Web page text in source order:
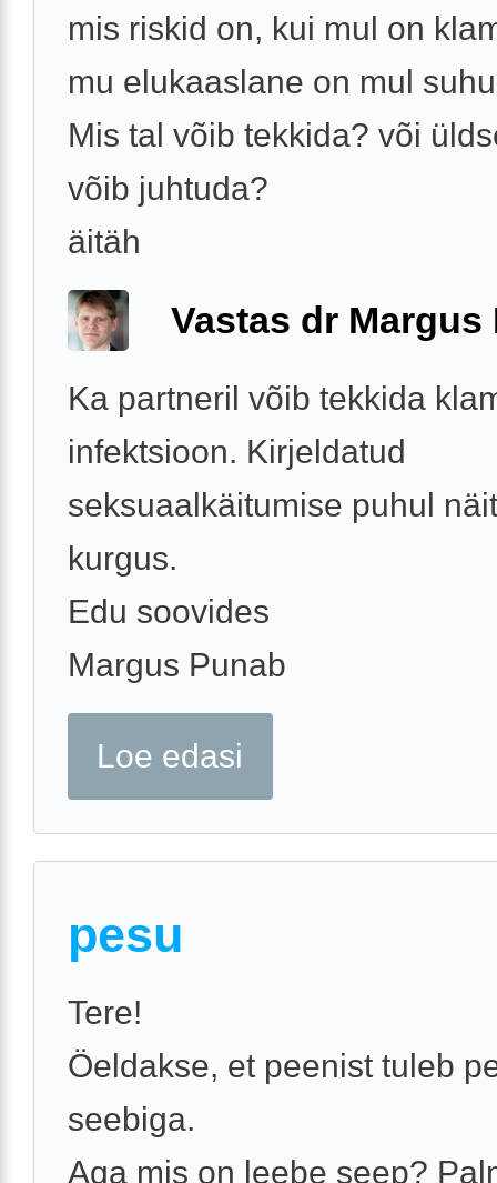
mis riskid on, kui mul on
mu elukaaslane on mul
Mis tal võib tekkida? või
võib juhtuda?
äitäh
Vastas dr Margus
Ka partneril võib tekkida
infektsioon. Kirjeldatud
seksuaalkäitumise puhul
kurgus.
Edu soovides
Margus Punab
Loe edasi
pesu
Tere!
Öeldakse, et peenist tuleb
seebiga.
Aga mis on leebe seep?